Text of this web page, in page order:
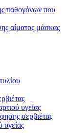
παθογόνων που
αίματος μάσκας
υγείας
σερβιέτας
υγείας